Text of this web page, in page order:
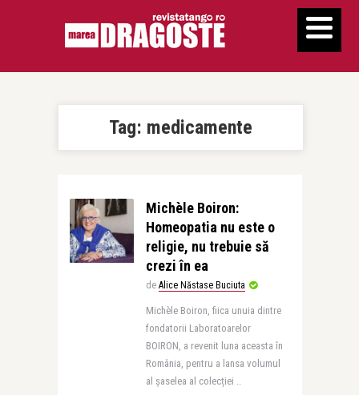
Tag: medicamente
Michèle Boiron:
Homeopatia nu este o
religie, nu trebuie să
crezi în ea
de Alice Năstase Buciuta
Michèle Boiron, fiica unuia dintre
fondatorii Laboratoarelor
BOIRON, a revenit luna aceasta în
România, pentru a lansa volumul
al șaselea al colecției ..